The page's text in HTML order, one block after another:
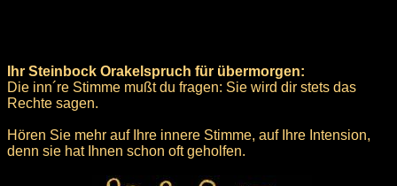
Ihr Steinbock Orakelspruch für übermorgen:
Die inn´re Stimme mußt du fragen: Sie wird dir stets das
Rechte sagen.
Hören Sie mehr auf Ihre innere Stimme, auf Ihre Intension,
denn sie hat Ihnen schon oft geholfen.